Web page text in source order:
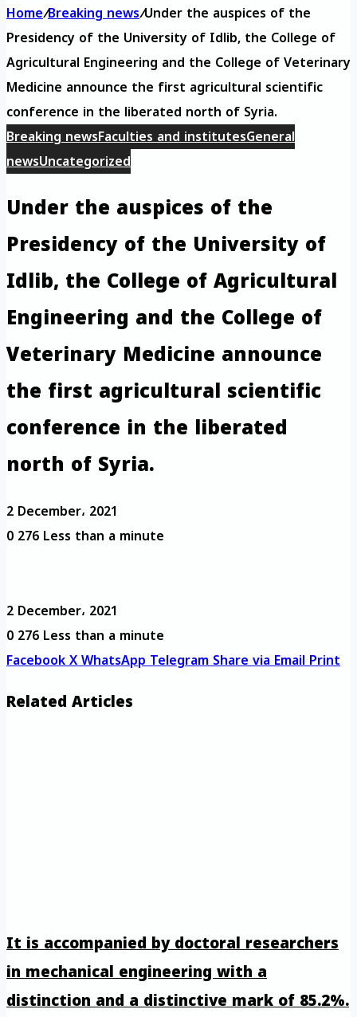
Home/Breaking news/Under the auspices of the
Presidency of the University of Idlib, the College of
Agricultural Engineering and the College of Veterinary
Medicine announce the first agricultural scientific
conference in the liberated north of Syria.
Breaking newsFaculties and institutesGeneral
newsUncategorized
Under the auspices of the
Presidency of the University of
Idlib, the College of Agricultural
Engineering and the College of
Veterinary Medicine announce
the first agricultural scientific
conference in the liberated
north of Syria.
2 December، 2021
0276Less than a minute
2 December، 2021
0276Less than a minute
FacebookXWhatsAppTelegramShare via EmailPrint
Related Articles
It is accompanied by doctoral researchers
in mechanical engineering with a
distinction and a distinctive mark of 85.2%.